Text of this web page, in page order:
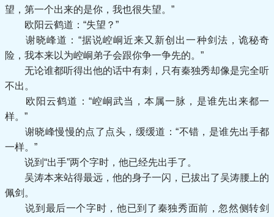
望，第一个出来的是你，我也很失望。”
欧阳云鹤道：“失望？”
谢晓峰道：“据说崆峒近来又新创出一种剑法，诡秘奇
险，我本来以为崆峒弟子会跟你争一争先的。”
无论谁都听得出他的话中有刺，只有秦独秀却像是完全听
不出。
欧阳云鹤道：“崆峒武当，本属一脉，是谁先出来都一
样。”
谢晓峰慢慢的点了点头，缓缓道：“不错，是谁先出手都
一样。”
说到“出手”两个字时，他已经先出手了。
吴涛本来站得最远，他的身子一闪，已拔出了吴涛腰上的
佩剑。
说到最后一个字时，他已到了秦独秀面前，忽然侧转剑